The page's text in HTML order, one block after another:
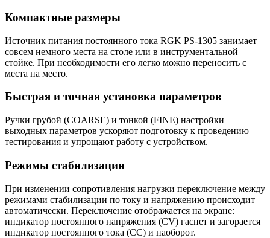
Компактные размеры
Источник питания постоянного тока RGK PS-1305 занимает
совсем немного места на столе или в инструментальной
стойке. При необходимости его легко можно переносить с
места на место.
Быстрая и точная установка параметров
Ручки грубой (COARSE) и тонкой (FINE) настройки
выходных параметров ускоряют подготовку к проведению
тестирования и упрощают работу с устройством.
Режимы стабилизации
При изменении сопротивления нагрузки переключение между
режимами стабилизации по току и напряжению происходит
автоматически. Переключение отображается на экране:
индикатор постоянного напряжения (CV) гаснет и загорается
индикатор постоянного тока (CC) и наоборот.